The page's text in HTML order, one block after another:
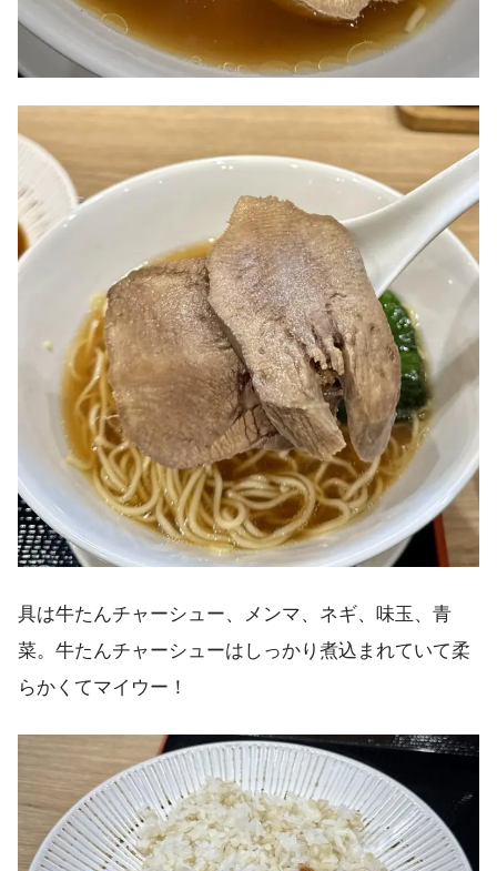
具は牛たんチャーシュー、メンマ、ネギ、味玉、青
菜。牛たんチャーシューはしっかり煮込まれていて柔
らかくてマイウー！